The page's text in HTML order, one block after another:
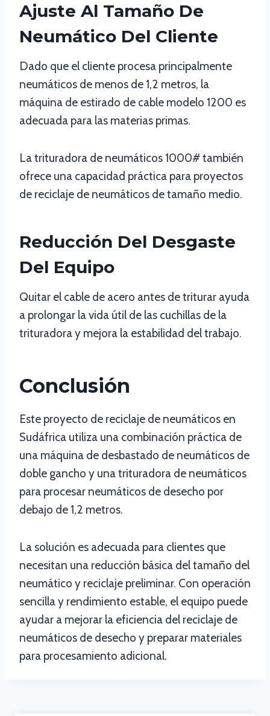
Ajuste Al Tamaño De
Neumático Del Cliente
Dado que el cliente procesa principalmente
neumáticos de menos de 1,2 metros, la
máquina de estirado de cable modelo 1200 es
adecuada para las materias primas.
La trituradora de neumáticos 1000# también
ofrece una capacidad práctica para proyectos
de reciclaje de neumáticos de tamaño medio.
Reducción Del Desgaste
Del Equipo
Quitar el cable de acero antes de triturar ayuda
a prolongar la vida útil de las cuchillas de la
trituradora y mejora la estabilidad del trabajo.
Conclusión
Este proyecto de reciclaje de neumáticos en
Sudáfrica utiliza una combinación práctica de
una máquina de desbastado de neumáticos de
doble gancho y una trituradora de neumáticos
para procesar neumáticos de desecho por
debajo de 1,2 metros.
La solución es adecuada para clientes que
necesitan una reducción básica del tamaño del
neumático y reciclaje preliminar. Con operación
sencilla y rendimiento estable, el equipo puede
ayudar a mejorar la eficiencia del reciclaje de
neumáticos de desecho y preparar materiales
para procesamiento adicional.